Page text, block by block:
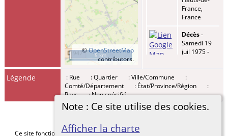
Note : Ce site utilise des cookies.
Afficher la charte
©OpenStreetMap
contributors.
5 km
France,
France
Décès-
Samedi 19
juil 1975 -
Hauts-de-
France,
France
Légende : Rue : Quartier : Ville/Commune
:
Comté/Département
: État/Province/Région
:
Pays: Non spécifié
Ce site fonctionne grace au logicielThe Next Generation of Genealogy